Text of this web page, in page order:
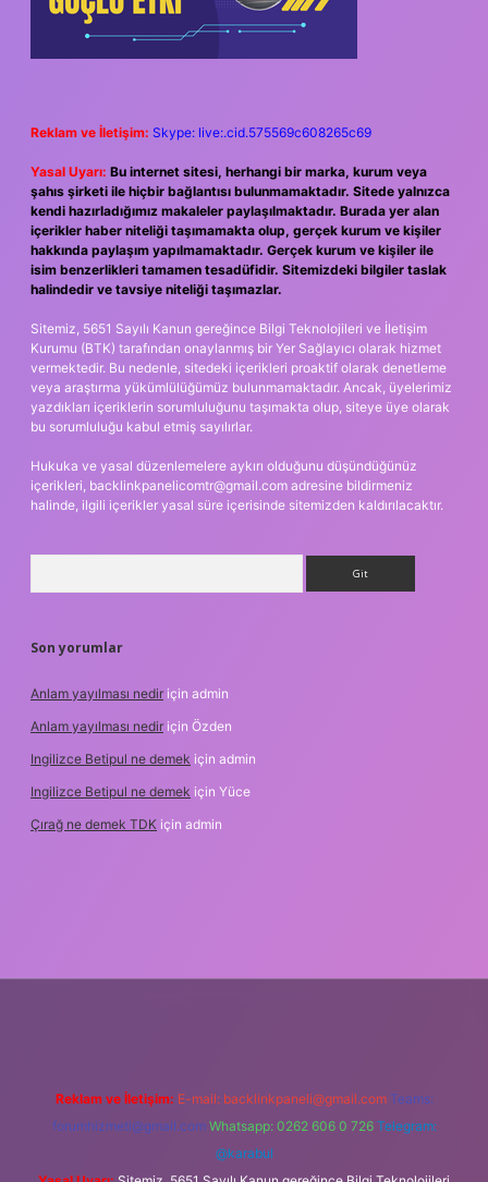
Reklam ve İletişim: Skype: live:.cid.575569c608265c69
Yasal Uyarı: Bu internet sitesi, herhangi bir marka, kurum veya
şahıs şirketi ile hiçbir bağlantısı bulunmamaktadır. Sitede yalnızca
kendi hazırladığımız makaleler paylaşılmaktadır. Burada yer alan
içerikler haber niteliği taşımamakta olup, gerçek kurum ve kişiler
hakkında paylaşım yapılmamaktadır. Gerçek kurum ve kişiler ile
isim benzerlikleri tamamen tesadüfidir. Sitemizdeki bilgiler taslak
halindedir ve tavsiye niteliği taşımazlar.
Sitemiz, 5651 Sayılı Kanun gereğince Bilgi Teknolojileri ve İletişim
Kurumu (BTK) tarafından onaylanmış bir Yer Sağlayıcı olarak hizmet
vermektedir. Bu nedenle, sitedeki içerikleri proaktif olarak denetleme
veya araştırma yükümlülüğümüz bulunmamaktadır. Ancak, üyelerimiz
yazdıkları içeriklerin sorumluluğunu taşımakta olup, siteye üye olarak
bu sorumluluğu kabul etmiş sayılırlar.
Hukuka ve yasal düzenlemelere aykırı olduğunu düşündüğünüz
içerikleri, backlinkpanelicomtr@gmail.com adresine bildirmeniz
halinde, ilgili içerikler yasal süre içerisinde sitemizden kaldırılacaktır.
Son yorumlar
Anlam yayılması nedir için admin
Anlam yayılması nedir için Özden
Ingilizce Betipul ne demek için admin
Ingilizce Betipul ne demek için Yüce
Çırağ ne demek TDK için admin
Reklam ve İletişim: E-mail: backlinkpaneli@gmail.com Teams:
forumhizmeti@gmail.com Whatsapp: 0262 606 0 726 Telegram:
@karabul